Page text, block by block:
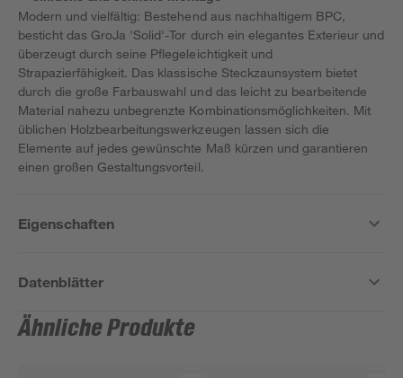
Modern und vielfältig: Bestehend aus nachhaltigem BPC,
besticht das GroJa 'Solid'-Tor durch ein elegantes Exterieur und
überzeugt durch seine Pflegeleichtigkeit und
Strapazierfähigkeit. Das klassische Steckzaunsystem bietet
durch die große Farbauswahl und das leicht zu bearbeitende
Material nahezu unbegrenzte Kombinationsmöglichkeiten. Mit
üblichen Holzbearbeitungswerkzeugen lassen sich die
Elemente auf jedes gewünschte Maß kürzen und garantieren
einen großen Gestaltungsvorteil.
Eigenschaften
Datenblätter
Ähnliche Produkte